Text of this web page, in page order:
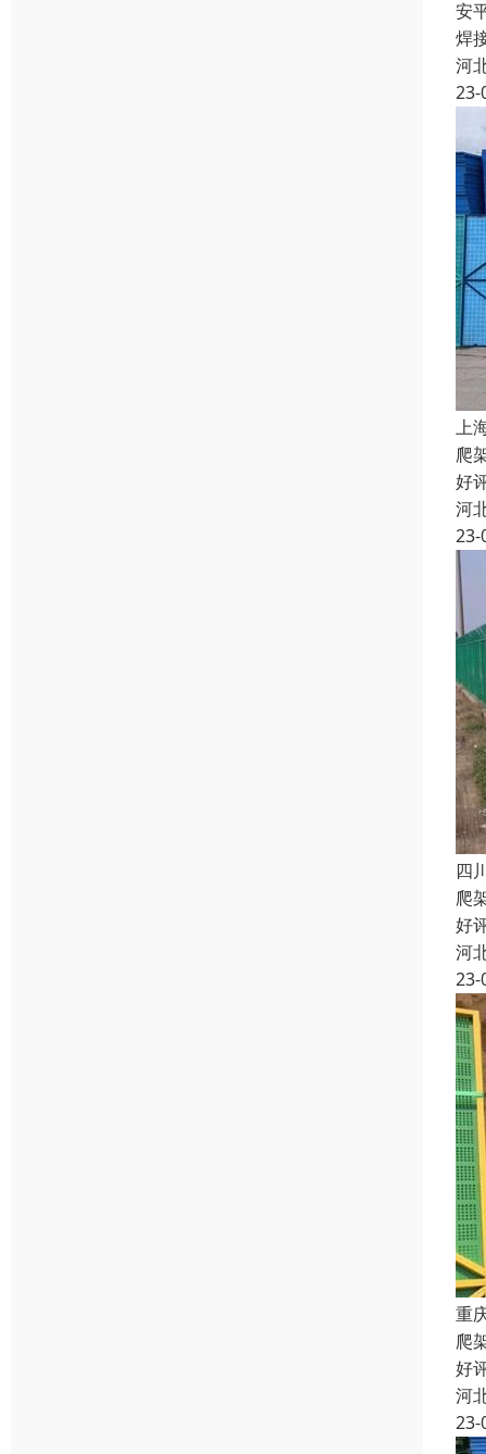
安
焊
河
23-
上
爬
好
河
23-
四
爬
好
河
23-
重
爬
好
河
23-